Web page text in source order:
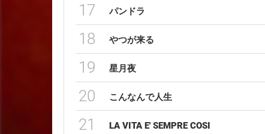
17 パンドラ
18 やつが来る
19 星月夜
20 こんなんで人生
21 LA VITA E' SEMPRE COSI